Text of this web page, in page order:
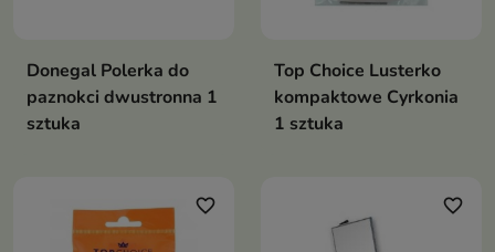
Donegal Polerka do
paznokci dwustronna 1
sztuka
Top Choice Lusterko
kompaktowe Cyrkonia
1 sztuka
favorite_border favorite_border